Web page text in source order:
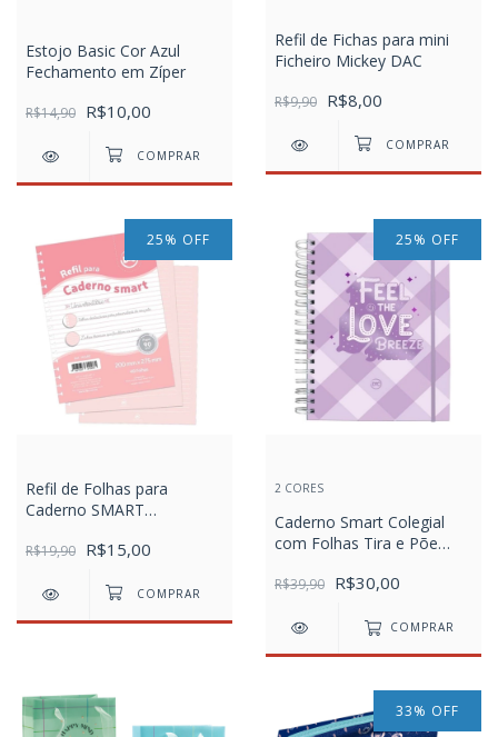
Estojo Basic Cor Azul
Fechamento em Zíper
R$14,90 R$10,00
Refil de Fichas para mini
Ficheiro Mickey DAC
R$9,90 R$8,00
25% OFF
Refil de Folhas para
Caderno SMART
Linhas Brancas
R$19,90 R$15,00
25% OFF
2 CORES
Caderno Smart Colegial
com Folhas Tira e Põe
R$39,90 R$30,00
COMPRAR
33% OFF